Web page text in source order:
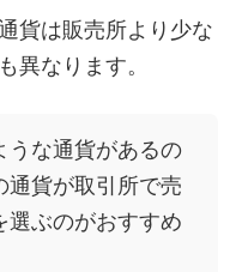
貨は販売所より少な
異なります。
うな通貨があるの
通貨が取引所で売
選ぶのがおすすめ